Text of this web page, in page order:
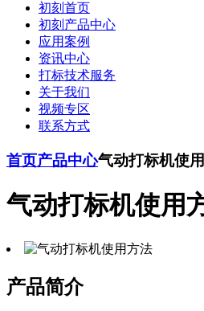
初刻首页
初刻产品中心
应用案例
资讯中心
打标技术服务
关于我们
视频专区
联系方式
首页产品中心气动打标机使
气动打标机使用
产品简介